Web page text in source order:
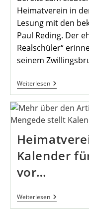
Heimatverein in
Lesung mit den
Paul Reding. Der
Realschüler“
seinem
Weiterlesen„Auf
Dem
Zu
Weih-
Nachten“…
Kalender
vor…
WeiterlesenHeimatverein
Mengede